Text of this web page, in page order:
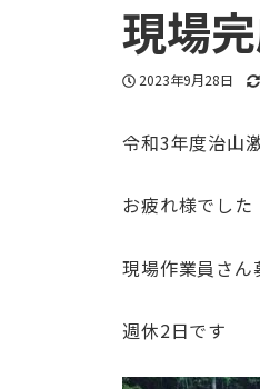
現場
投稿日
2023年9月28日
令和3年度治山
お疲れ様でした
現場作業員さん
週休2日です